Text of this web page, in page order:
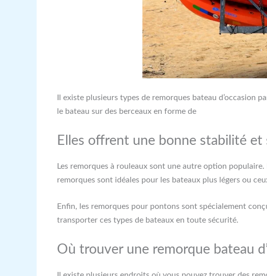
Il existe plusieurs types de remorques bateau d’occasion
le bateau sur des berceaux en forme de
Elles offrent une bonne stabilité
Les remorques à rouleaux sont une autre option
remorques sont idéales pour les bateaux plus légers ou
Enfin, les remorques pour pontons sont spécialement
transporter ces types de bateaux en toute sécurité.
Où trouver une remorque bateau